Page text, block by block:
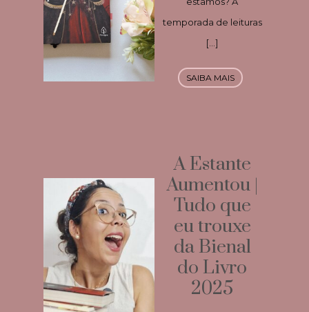
temporada de leituras
[…]
SAIBA MAIS
A Estante
Aumentou |
Tudo que
eu trouxe
da Bienal
do Livro
2025